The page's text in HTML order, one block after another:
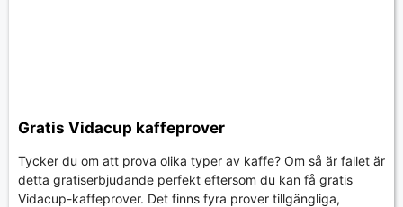
Gratis Vidacup kaffeprover
Tycker du om att prova olika typer av kaffe? Om så är fallet är
detta gratiserbjudande perfekt eftersom du kan få gratis
Vidacup-kaffeprover. Det finns fyra prover tillgängliga,